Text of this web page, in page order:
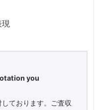
you
ております。ご査収